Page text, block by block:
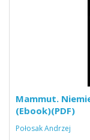
Mammut.
(Ebook)(PDF)
Połosak Andrzej